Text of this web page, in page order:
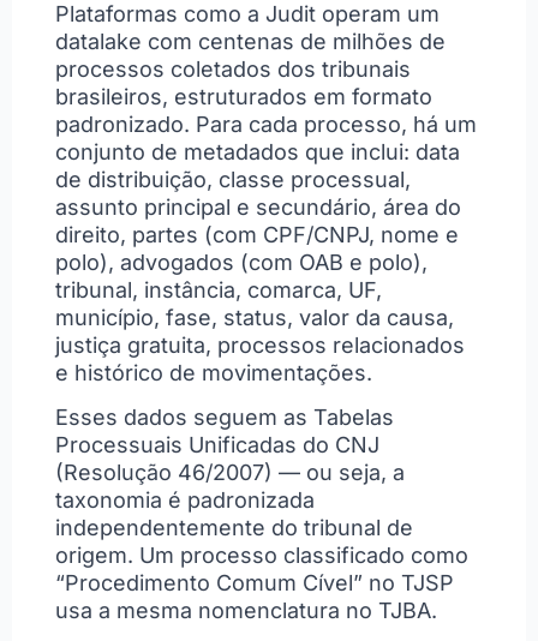
Plataformas como a Judit operam um
datalake com centenas de milhões de
processos coletados dos tribunais
brasileiros, estruturados em formato
padronizado. Para cada processo, há um
conjunto de metadados que inclui: data
de distribuição, classe processual,
assunto principal e secundário, área do
direito, partes (com CPF/CNPJ, nome e
polo), advogados (com OAB e polo),
tribunal, instância, comarca, UF,
município, fase, status, valor da causa,
justiça gratuita, processos relacionados
e histórico de movimentações.
Esses dados seguem as Tabelas
Processuais Unificadas do CNJ
(Resolução 46/2007) — ou seja, a
taxonomia é padronizada
independentemente do tribunal de
origem. Um processo classificado como
“Procedimento Comum Cível” no TJSP
usa a mesma nomenclatura no TJBA.